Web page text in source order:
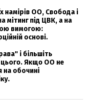
намірів ОО, Свобода і
мітинг під ЦВК, а на
вимогою:
основі.
і більшіть
Якщо ОО не
на обочині